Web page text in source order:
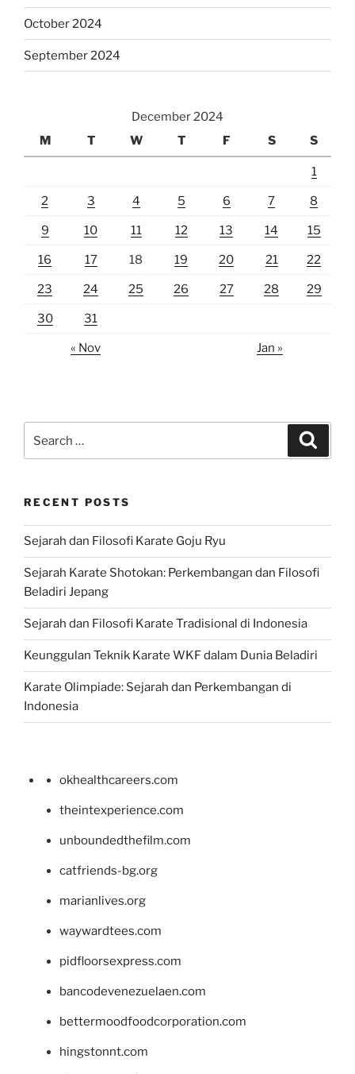
October 2024
September 2024
December 2024
M
T W T F S S
1
2 3 4 5 6 7 8
9 10 11 12 13 14 15
16 17 18 19 20 21 22
23 24 25 26 27 28 29
30 31
« Nov Jan »
for:
RECENT POSTS
Sejarah dan Filosofi Karate Goju Ryu
Sejarah Karate Shotokan: Perkembangan dan Filosofi
Beladiri Jepang
Sejarah dan Filosofi Karate Tradisional di Indonesia
Keunggulan Teknik Karate WKF dalam Dunia Beladiri
Karate Olimpiade: Sejarah dan Perkembangan di
Indonesia
okhealthcareers.com
theintexperience.com
unboundedthefilm.com
catfriends-bg.org
marianlives.org
waywardtees.com
pidfloorsexpress.com
bancodevenezuelaen.com
bettermoodfoodcorporation.com
hingstonnt.com